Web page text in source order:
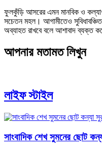
​ফুলকুঁড়ি আসরের এমন মানবিক ও
সচেতন মহল। আগামীতেও
অব্যাহত রাখবে বলে আশাবাদ ব্যক্ত
আপনার মতামত লিখুন
লাইফ স্টাইল
সাংবাদিক শেখ সুমনের ছোট